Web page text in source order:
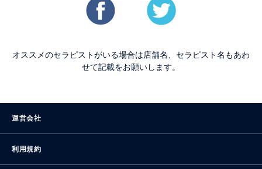
オススメのセラピストがいる場合は店舗名、セラピスト名もあわ
せて記載をお願いします。
運営会社
利用規約